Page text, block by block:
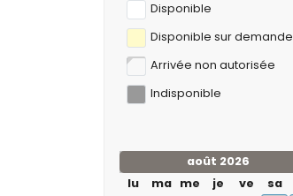
Disponible
Disponible sur demande
Arrivée non autorisée
Indisponible
août 2026
lu
ma me je ve sa